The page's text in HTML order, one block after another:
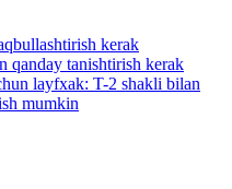
kerak
qanday tanishtirish kerak
layfхak: T-2 shakli bilan
mumkin